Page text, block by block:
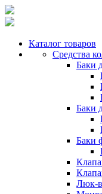
Каталог товаров
Средства
Баки
Баки
Баки
Люк-